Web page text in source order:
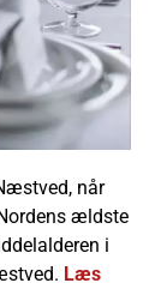
når
ældste
i
Læs